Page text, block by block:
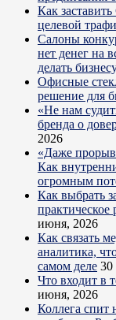
Как
целевой
Салоны
нет денег на
делать
Офисные
решение для
«Не нам
бренда о
2026
«Даже
Как
огромным
Как выбрать
практическое
июня, 2026
Как связать
аналитика,
самом деле 30
Что входит в
июня, 2026
Коллега спит